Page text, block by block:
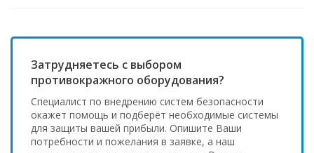
Затрудняетесь с выбором
противокражного оборудования?
Специалист по внедрению систем безопасности
окажет помощь и подберёт необходимые системы
для защиты вашей прибыли. Опишите Ваши
потребности и пожелания в заявке, а наш